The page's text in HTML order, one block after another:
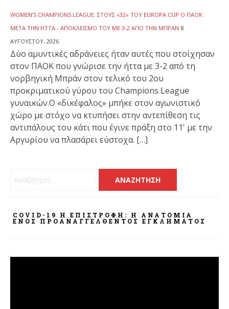
WOMEN’S CHAMPIONS LEAGUE: ΣΤΟΥΣ «32» ΤΟΥ EUROPA CUP Ο ΠΑΟΚ
ΜΕΤΆ ΤΗΝ ΉΤΤΑ - ΑΠΟΚΛΕΙΣΜΌ ΤΟΥ ΜΕ 3-2 ΑΠΌ ΤΗΝ ΜΠΡΑΝ 8
ΑΥΓΟΎΣΤΟΥ, 2026
Δύο αμυντικές αδράνειες ήταν αυτές που στοίχησαν
στον ΠΑΟΚ που γνώρισε την ήττα με 3-2 από τη
νορβηγική Μπράν στον τελικό του 2ου
προκριματικού γύρου του Champions League
γυναικών.Ο «δικέφαλος» μπήκε στον αγωνιστικό
χώρο με στόχο να κτυπήσει στην αντεπίθεση τις
αντιπάλους του κάτι που έγινε πράξη στο 11' με την
Αργυρίου να πλασάρει εύστοχα. […]
Αναζήτηση για:
COVID-19 Η ΕΠΙΣΤΡΟΦΗ: Η ΑΝΑΤΟΜΊΑ
ΕΝΌΣ ΠΡΟΑΝΑΓΓΕΛΘΈΝΤΟΣ ΕΓΚΛΉΜΑΤΟΣ